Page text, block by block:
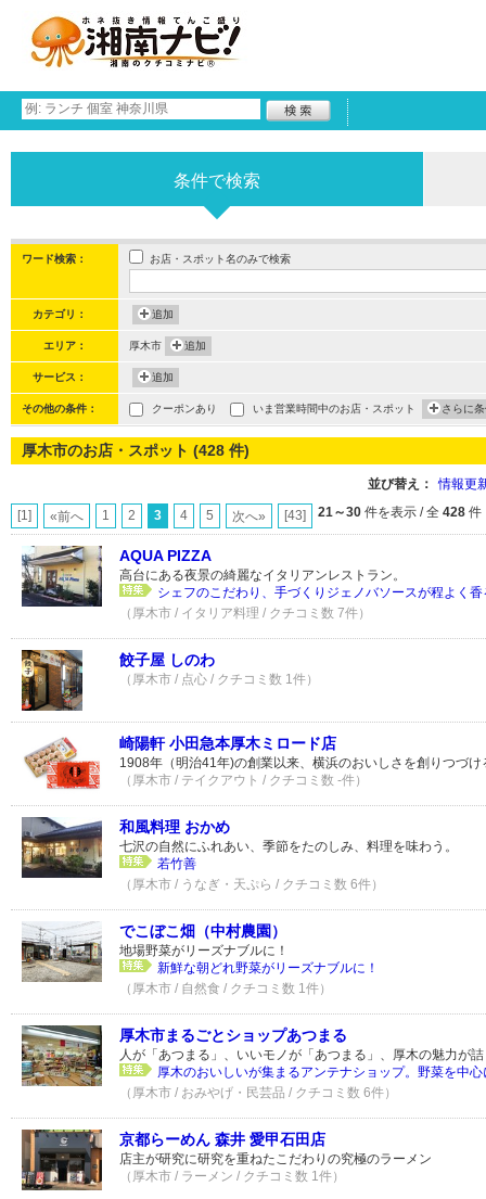
条件で検索
ワード検索： お店・スポット名のみで検索
カテゴリ： 追加
エリア： 厚木市 追加
サービス： 追加
その他の条件： クーポンあり いま営業時間中のお店・スポット さらに
厚木市のお店・スポット (428 件)
並び替え： 情報更
[1] «前へ 1 2 3 4 5 次へ» [43] 21～30 件を表示 / 全 428 件
AQUA PIZZA
高台にある夜景の綺麗なイタリアンレストラン。
シェフのこだわり、手づくりジェノバソースが程よく
（厚木市 / イタリア料理 / クチコミ数 7件）
餃子屋 しのわ
（厚木市 / 点心 / クチコミ数 1件）
崎陽軒 小田急本厚木ミロード店
1908年（明治41年)の創業以来、横浜のおいしさを創りつづけ
（厚木市 / テイクアウト / クチコミ数 -件）
和風料理 おかめ
七沢の自然にふれあい、季節をたのしみ、料理を味わう。
若竹善
（厚木市 / うなぎ・天ぷら / クチコミ数 6件）
でこぼこ畑（中村農園）
地場野菜がリーズナブルに！
新鮮な朝どれ野菜がリーズナブルに！
（厚木市 / 自然食 / クチコミ数 1件）
厚木市まるごとショップあつまる
人が「あつまる」、いいモノが「あつまる」、厚木の魅力が
厚木のおいしいが集まるアンテナショップ。野菜を中
（厚木市 / おみやげ・民芸品 / クチコミ数 6件）
京都らーめん 森井 愛甲石田店
店主が研究に研究を重ねたこだわりの究極のラーメン
（厚木市 / ラーメン / クチコミ数 1件）